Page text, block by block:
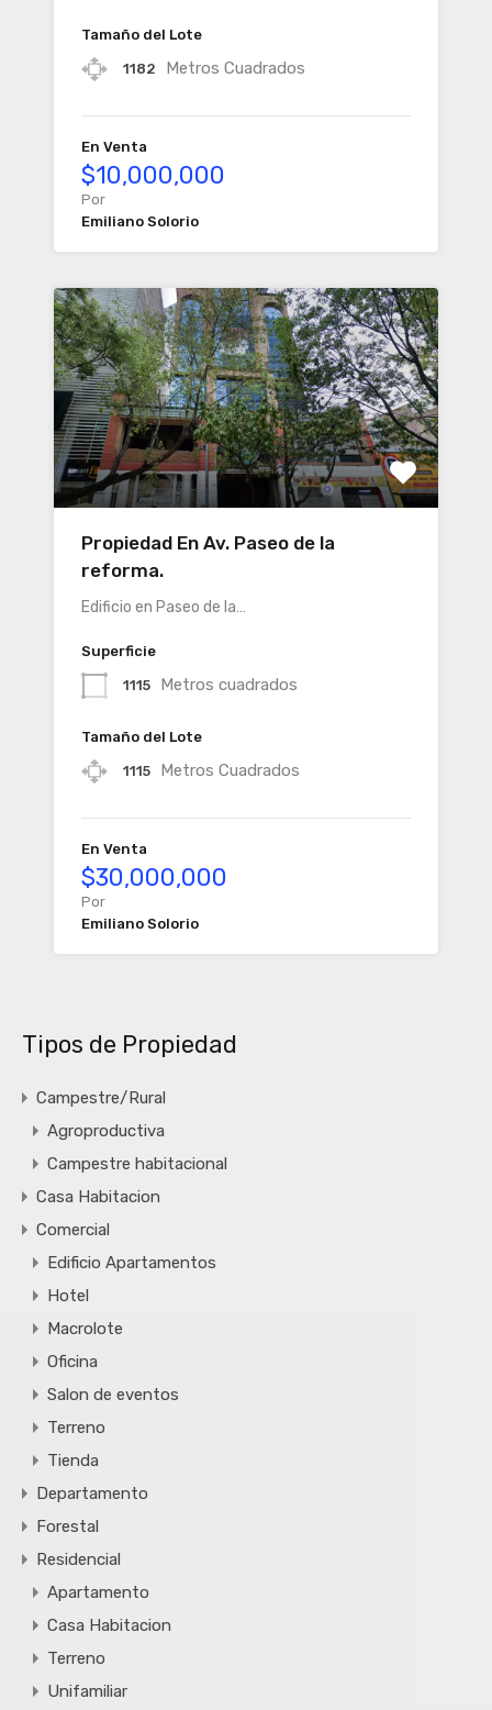
Tamaño del Lote
1182 Metros Cuadrados
En Venta
$10,000,000
Por
Emiliano Solorio
Propiedad En Av. Paseo de la
reforma.
Edificio en Paseo de la…
Superficie
1115 Metros cuadrados
Tamaño del Lote
1115 Metros Cuadrados
En Venta
$30,000,000
Por
Emiliano Solorio
Tipos de Propiedad
Campestre/Rural
Agroproductiva
Campestre habitacional
Casa Habitacion
Comercial
Edificio Apartamentos
Hotel
Macrolote
Oficina
Salon de eventos
Terreno
Tienda
Departamento
Forestal
Residencial
Apartamento
Casa Habitacion
Terreno
Unifamiliar